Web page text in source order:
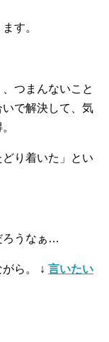
す。
つまんないこと
で解決して、気
り着いた」とい
ろうなぁ…
ら。 ↓ 言いたい